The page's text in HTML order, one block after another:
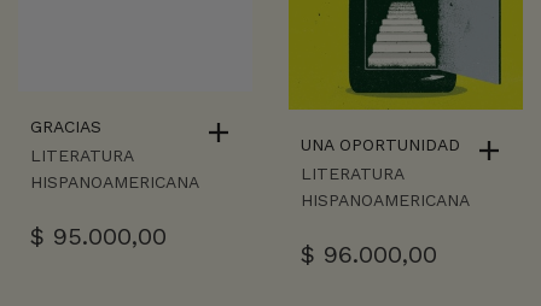
GRACIAS
LITERATURA
HISPANOAMERICANA
$ 95.000,00
UNA OPORTUNIDAD
LITERATURA
HISPANOAMERICANA
$ 96.000,00